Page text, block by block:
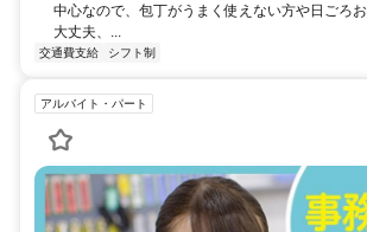
中心なので、包丁がうまく使えない方や日ごろ
大丈夫、...
交通費支給 シフト制
アルバイト・パート